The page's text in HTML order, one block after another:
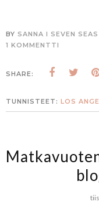
BY SANNA I SEVEN SEAS
1 KOMMENTTI
SHARE:
TUNNISTEET: LOS